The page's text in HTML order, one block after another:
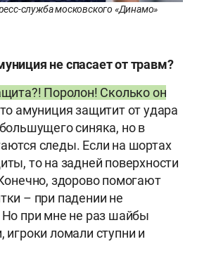
служба московского «Динамо»
не спасает от травм?
Поролон! Сколько он
амуниция защитит от удара
синяка, но в
следы. Если на шортах
то на задней поверхности
здорово помогают
– при падении не
Но при мне не раз шайбы
игроки ломали ступни и